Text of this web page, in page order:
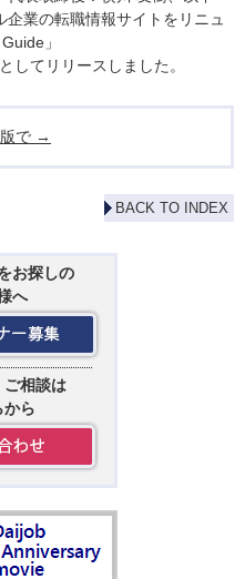
企業の転職情報サイトをリニュ
」
してリリースしました。
で →
BACK TO INDEX
お探しの
へ
ご相談は
から